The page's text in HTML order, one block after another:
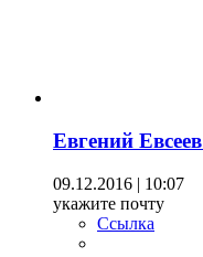
Евгений Евсеев
09.12.2016 | 10:07
укажите почту
Ссылка